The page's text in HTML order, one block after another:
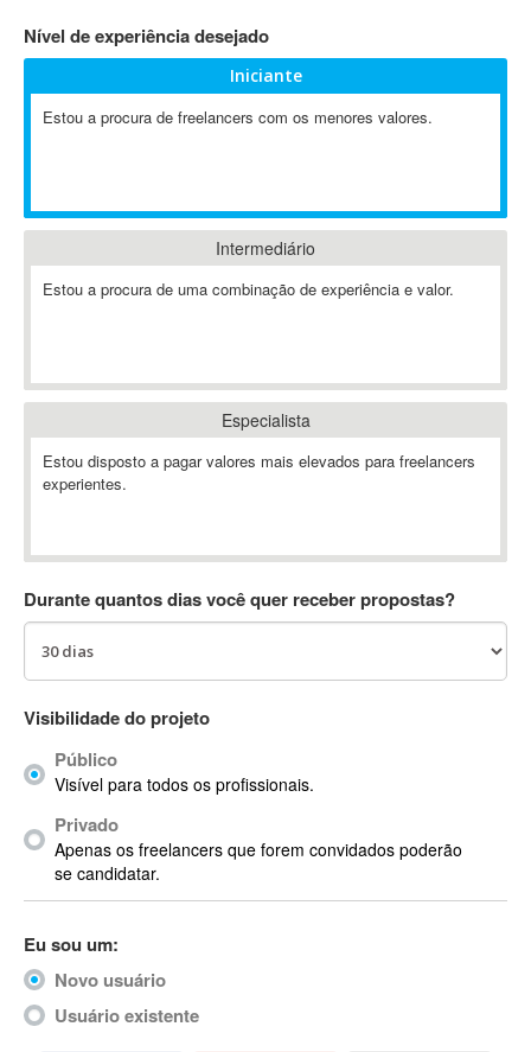
802.11
A-GPS
ABAP
Abaqus
ABBYY FineReader
Ableton
Ableton Push
Abstract
AC3
ACID Pro
ACPI
Acrobat
Acrobat X
Acronis
ACT
Actimize
ActionScript
ActionScript 3
Nível de experiência desejado
Iniciante
Estou a procura de freelancers com os menores valores.
Intermediário
Estou a procura de uma combinação de experiência e valor.
Especialista
Estou disposto a pagar valores mais elevados para freelancers
experientes.
Durante quantos dias você quer receber propostas?
Visibilidade do projeto
Público
Visível para todos os profissionais.
Privado
Apenas os freelancers que forem convidados poderão
se candidatar.
Eu sou um:
Novo usuário
Usuário existente